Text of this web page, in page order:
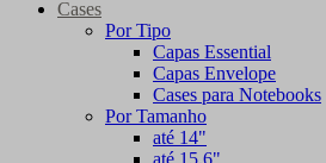
Cases
Por Tipo
Capas Essential
Capas Envelope
Cases para Notebooks
Por Tamanho
até 14"
até 15,6"